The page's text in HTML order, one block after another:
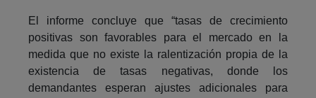
El informe concluye que “tasas de crecimiento
positivas son favorables para el mercado en la
medida que no existe la ralentización propia de la
existencia de tasas negativas, donde los
demandantes esperan ajustes adicionales para